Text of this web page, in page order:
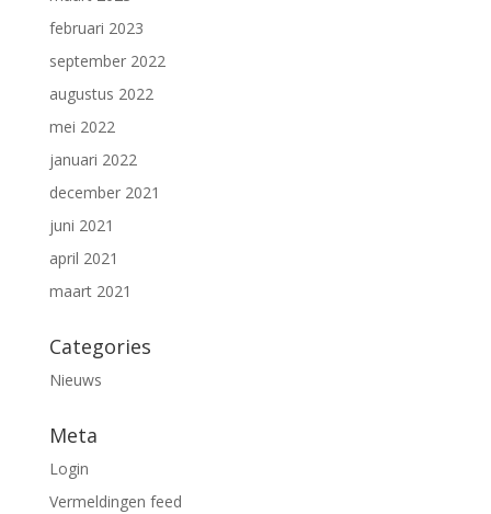
februari 2023
september 2022
augustus 2022
mei 2022
januari 2022
december 2021
juni 2021
april 2021
maart 2021
Categories
Nieuws
Meta
Login
Vermeldingen feed